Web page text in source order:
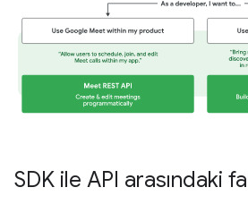
SDK ile API arasındaki